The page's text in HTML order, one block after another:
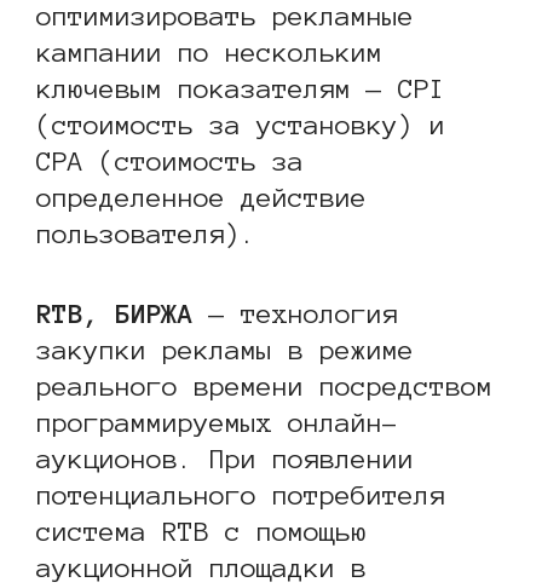
оптимизировать рекламные
кампании по нескольким
ключевым показателям — CPI
(стоимость за установку) и
CPA (стоимость за
определенное действие
пользователя).
RTB, БИРЖА — технология
закупки рекламы в режиме
реального времени посредством
программируемых онлайн-
аукционов. При появлении
потенциального потребителя
система RTB с помощью
аукционной площадки в